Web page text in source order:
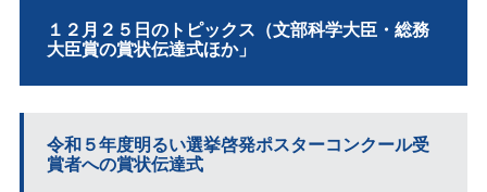
１２月２５日のトピックス（文部科学大臣・総務
大臣賞の賞状伝達式ほか」
令和５年度明るい選挙啓発ポスターコンクール受
賞者への賞状伝達式